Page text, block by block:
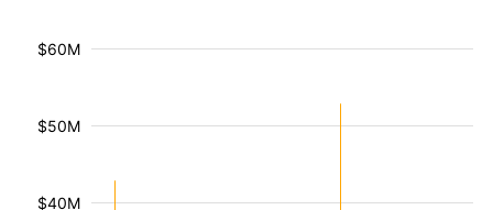
$40M
$50M
$60M